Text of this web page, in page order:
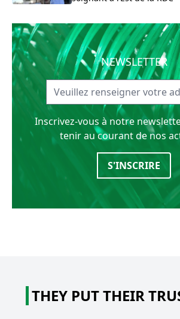
NEWSLETTER
Inscrivez-vous à notre
tenir au courant de nos
S'INSCRIRE
THEY PUT THEIR